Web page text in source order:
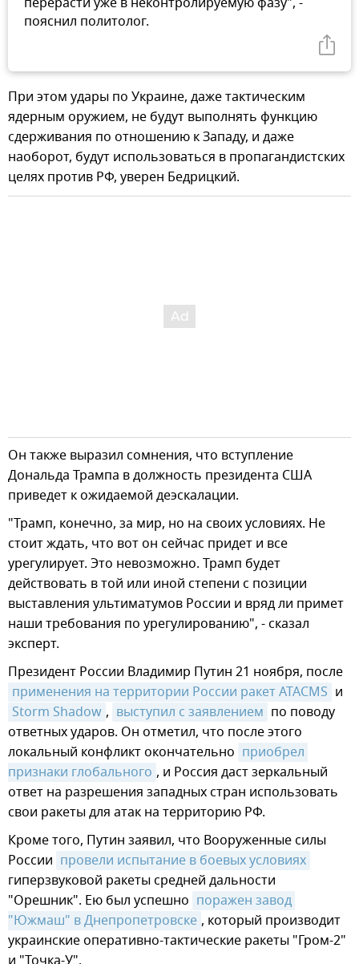
пояснил политолог.
При этом удары по Украине, даже тактическим
ядерным оружием, не будут выполнять функцию
сдерживания по отношению к Западу, и даже
наоборот, будут использоваться в пропагандистских
целях против РФ, уверен Бедрицкий.
Он также выразил сомнения, что вступление
Дональда Трампа в должность президента США
приведет к ожидаемой деэскалации.
"Трамп, конечно, за мир, но на своих условиях. Не
стоит ждать, что вот он сейчас придет и все
урегулирует. Это невозможно. Трамп будет
действовать в той или иной степени с позиции
выставления ультиматумов России и вряд ли примет
наши требования по урегулированию", - сказал
эксперт.
Президент России Владимир Путин 21 ноября, после
применения на территории России ракет ATACMS и
Storm Shadow , выступил с заявлением по поводу
ответных ударов. Он отметил, что после этого
локальный конфликт окончательно приобрел
признаки глобального , и Россия даст зеркальный
ответ на разрешения западных стран использовать
свои ракеты для атак на территорию РФ.
Кроме того, Путин заявил, что Вооруженные силы
России провели испытание в боевых условиях
гиперзвуковой ракеты средней дальности
"Орешник". Ею был успешно поражен завод
"Южмаш" в Днепропетровске , который производит
украинские оперативно-тактические ракеты "Гром-2"